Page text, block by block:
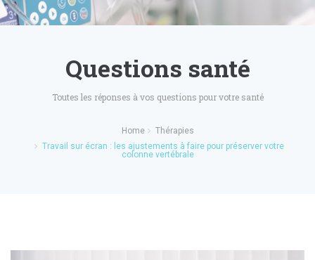
Questions santé
Toutes les réponses à vos questions pour votre santé
Home
Thérapies
Travail sur écran : les ajustements à faire pour préserver votre
colonne vertébrale